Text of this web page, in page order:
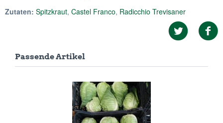
Zutaten: Spitzkraut, Castel Franco, Radicchio Trevisaner
Passende Artikel